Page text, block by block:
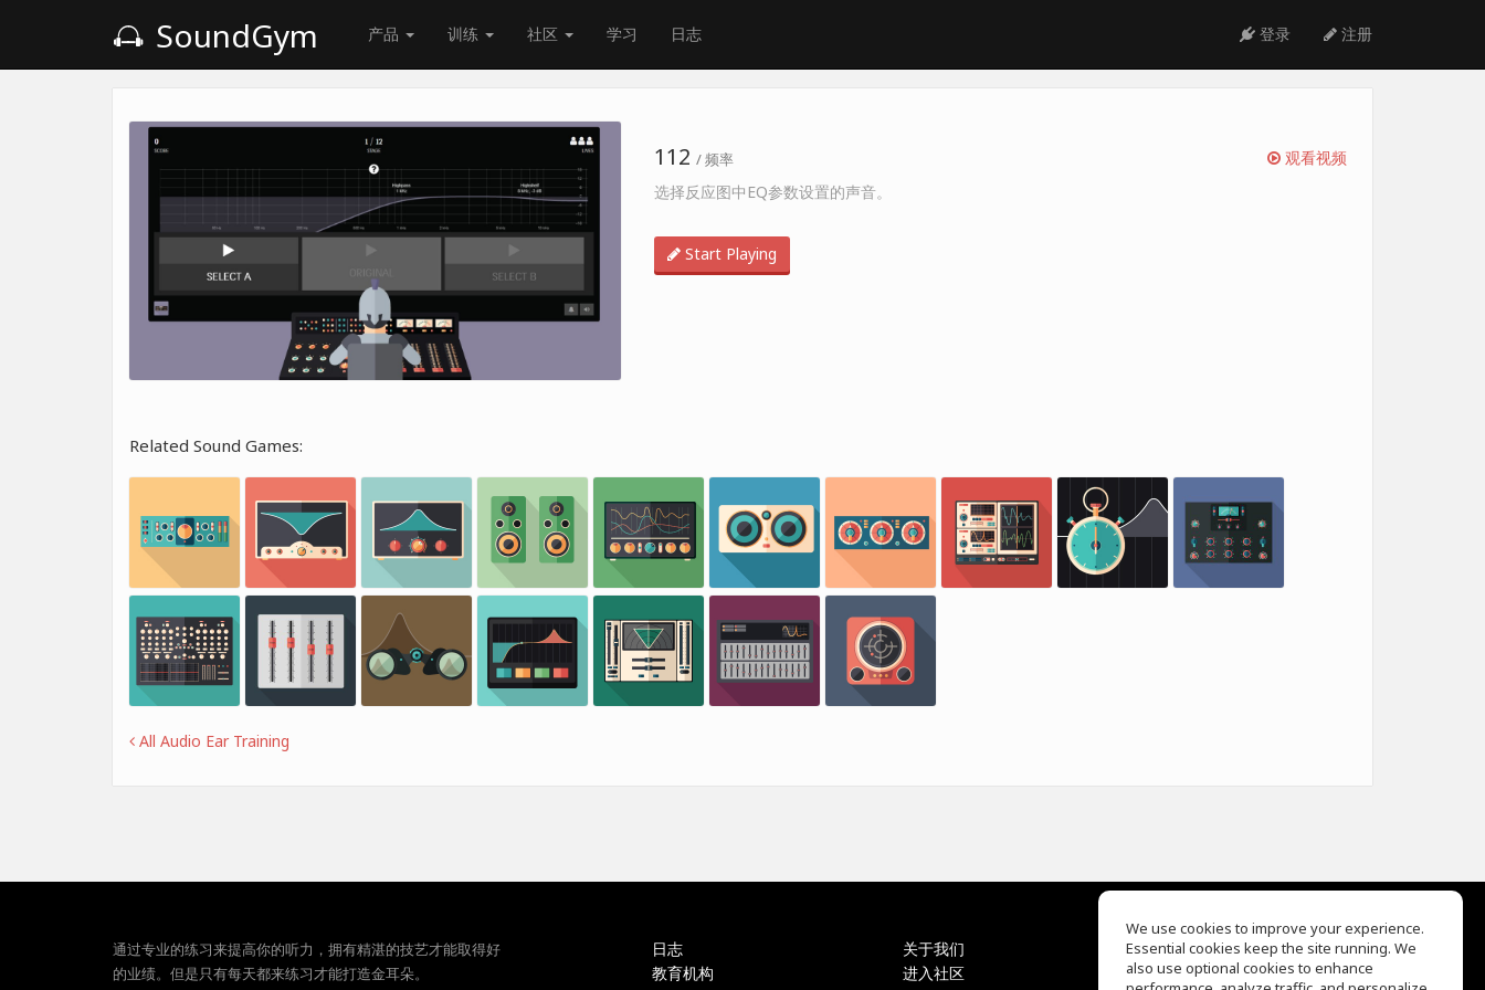
SoundGym 产品 训练 社区 学习 日志 登录 注册
观看视频
112 / 频率
选择反应图中EQ参数设置的声音。
Start Playing
Related Sound Games:
All Audio Ear Training
通过专业的练习来提高你的听力，拥有精湛的技艺才能取得好
的业绩。但是只有每天都来练习才能打造金耳朵。
日志
教育机构
关于我们
进入社区
EQ Ear Training
Drum Machine
We use cookies to improve your experience.
Essential cookies keep the site running. We
also use optional cookies to enhance